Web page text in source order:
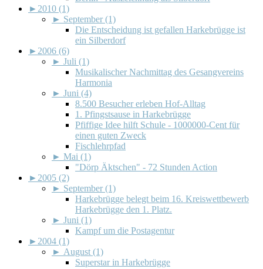
► 2010 (1)
► September (1)
Die Entscheidung ist gefallen Harkebrügge ist
ein Silberdorf
► 2006 (6)
► Juli (1)
Musikalischer Nachmittag des Gesangvereins
Harmonia
► Juni (4)
8.500 Besucher erleben Hof-Alltag
1. Pfingstsause in Harkebrügge
Pfiffige Idee hilft Schule - 1000000-Cent für
einen guten Zweck
Fischlehrpfad
► Mai (1)
"Dörp Äktschen" - 72 Stunden Action
► 2005 (2)
► September (1)
Harkebrügge belegt beim 16. Kreiswettbewerb
Harkebrügge den 1. Platz.
► Juni (1)
Kampf um die Postagentur
► 2004 (1)
► August (1)
Superstar in Harkebrügge